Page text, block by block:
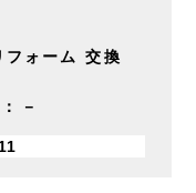
フォーム 交換
－